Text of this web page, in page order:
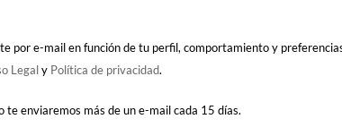
e-mail en función de tu perfil, comportamiento y
Legaly Política de privacidad.
te enviaremos más de un e-mail cada 15 días.